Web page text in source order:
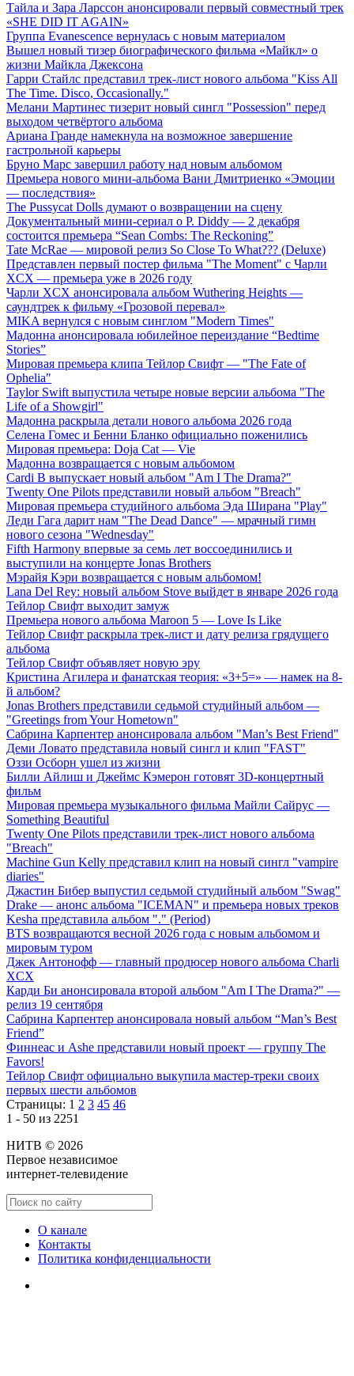
Тайла и Зара Ларссон анонсировали первый совместный трек
«SHE DID IT AGAIN»
Группа Evanescence вернулась с новым материалом
Вышел новый тизер биографического фильма «Майкл» о
жизни Майкла Джексона
Гарри Стайлс представил трек-лист нового альбома "Kiss All
The Time. Disco, Occasionally."
Мелани Мартинес тизерит новый сингл "Possession" перед
выходом четвёртого альбома
Ариана Гранде намекнула на возможное завершение
гастрольной карьеры
Бруно Марс завершил работу над новым альбомом
Премьера нового мини-альбома Вани Дмитриенко «Эмоции
— последствия»
The Pussycat Dolls думают о возвращении на сцену
Документальный мини-сериал о P. Diddy — 2 декабря
состоится премьера “Sean Combs: The Reckoning”
Tate McRae — мировой релиз So Close To What??? (Deluxe)
Представлен первый постер фильма "The Moment" с Чарли
XCX — премьера уже в 2026 году
Чарли XCX анонсировала альбом Wuthering Heights —
саундтрек к фильму «Грозовой перевал»
MIKA вернулся с новым синглом "Modern Times"
Мадонна анонсировала юбилейное переиздание “Bedtime
Stories”
Мировая премьера клипа Тейлор Свифт — "The Fate of
Ophelia"
Taylor Swift выпустила четыре новые версии альбома "The
Life of a Showgirl"
Мадонна раскрыла детали нового альбома 2026 года
Селена Гомес и Бенни Бланко официально поженились
Мировая премьера: Doja Cat — Vie
Мадонна возвращается с новым альбомом
Cardi B выпускает новый альбом "Am I The Drama?"
Twenty One Pilots представили новый альбом "Breach"
Мировая премьера студийного альбома Эда Ширана "Play"
Леди Гага дарит нам "The Dead Dance" — мрачный гимн
нового сезона "Wednesday"
Fifth Harmony впервые за семь лет воссоединились и
выступили на концерте Jonas Brothers
Мэрайя Кэри возвращается с новым альбомом!
Lana Del Rey: новый альбом Stove выйдет в январе 2026 года
Тейлор Свифт выходит замуж
Премьера нового альбома Maroon 5 — Love Is Like
Тейлор Свифт раскрыла трек-лист и дату релиза грядущего
альбома
Тейлор Свифт объявляет новую эру
Кристина Агилера и фанатская теория: «3+5=» — намек на 8-
й альбом?
Jonas Brothers представили седьмой студийный альбом —
"Greetings from Your Hometown"
Сабрина Карпентер анонсировала альбом "Man’s Best Friend"
Деми Ловато представила новый сингл и клип "FAST"
Оззи Осборн ушел из жизни
Билли Айлиш и Джеймс Кэмерон готовят 3D-концертный
фильм
Мировая премьера музыкального фильма Майли Сайрус —
Something Beautiful
Twenty One Pilots представили трек-лист нового альбома
"Breach"
Machine Gun Kelly представил клип на новый сингл "vampire
diaries"
Джастин Бибер выпустил седьмой студийный альбом "Swag"
Drake — анонс альбома "ICEMAN" и премьера новых треков
Kesha представила альбом "." (Period)
BTS возвращаются весной 2026 года с новым альбомом и
мировым туром
Джек Антонофф — главный продюсер нового альбома Charli
XCX
Карди Би анонсировала второй альбом "Am I The Drama?" —
релиз 19 сентября
Сабрина Карпентер анонсировала новый альбом “Man’s Best
Friend”
Финнеас и Ashe представили новый проект — группу The
Favors!
Тейлор Свифт официально выкупила мастер-треки своих
первых шести альбомов
Страницы: 1 2 3 45 46
1 - 50 из 2251
НИТВ © 2026
Первое независимое
интернет-телевидение
О канале
Контакты
Политика конфиденциальности